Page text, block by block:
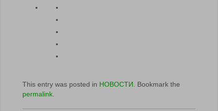
This entry was posted in НОВОСТИ . Bookmark the
permalink